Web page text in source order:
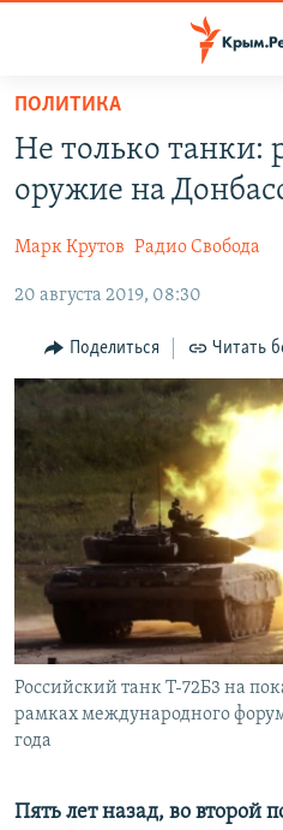
Вернуться
основному
содержанию
Вернутся
навигации
Вернутся
поиску
КАРТА ВОЕННЫХ ОБЪЕКТОВ
11 ЛЕТ ОККУПАЦИИ КРЫМА. 11
ВОДА
ИСТОРИЯ
ЕЩЕ
ИНТЕРАКТИВ
ИНФОГРАФИКА
ТЕЛЕПРОЕКТ КРЫМ.РЕАЛИИ
СОВЕТЫ ПРАВОЗАЩИТНИКОВ
ПРОПАВШИЕ БЕЗ ВЕСТИ
ПОБЕДИТЕЛЕЙ НЕ СУДЯТ?
КРЫМ.НЕПОКОРЕННЫЙ
ELIFBE
УКРАИНСКАЯ ПРОБЛЕМА КРЫМА
РАДІО СВОБОДА
КАК ОБОЙТИ БЛОКИРОВКУ
Українською
Qırımtatar
ПРИСОЕДИНЯЙТЕСЬ!
Все сайты RFE/RL
ПОЛИТИКА
Не только танки:
оружие на
Марк Крутов Радио Свобода
20 августа 2019, 08:30
Поделиться Читать
Российский танк Т-72Б3 на
рамках международного
года
Пять лет назад, во второй